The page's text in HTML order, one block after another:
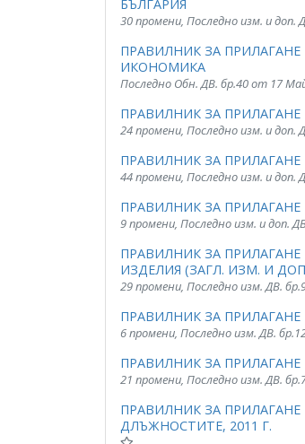
БЪЛГАРИЯ
30 промени, Последно изм. и доп.
ПРАВИЛНИК ЗА
ИКОНОМИКА
Последно Обн. ДВ. бр.40 от 17
ПРАВИЛНИК ЗА
24 промени, Последно изм. и
ПРАВИЛНИК ЗА
44 промени, Последно изм. и доп.
ПРАВИЛНИК ЗА
9 промени, Последно изм. и доп.
ПРАВИЛНИК ЗА
ИЗДЕЛИЯ (ЗАГЛ. ИЗМ. И ДОП.
29 промени, Последно изм. ДВ.
ПРАВИЛНИК ЗА
6 промени, Последно изм. ДВ.
ПРАВИЛНИК ЗА
21 промени, Последно изм. ДВ.
ПРАВИЛНИК ЗА
ДЛЪЖНОСТИТЕ, 2011 Г.